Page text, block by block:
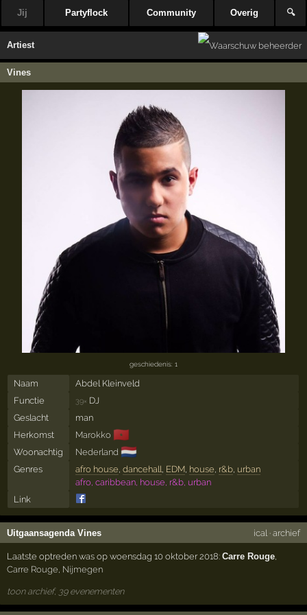
Jij Partyflock Community Overig 🔍
Artiest
Vines
geschiedenis: 1
Naam
Abdel Kleinveld
Functie
39× DJ
Geslacht
man
Herkomst
Marokko 🇲🇦
Woonachtig Nederland 🇳🇱
Genres afro house dancehall EDM, house r&b, urban
afro, caribbean, house, r&b, urban
Link
Uitgaansagenda Vines ical · archief
Laatste optreden was op woensdag 10 oktober 2018:Carre Rouge
Carre Rouge Nijmegen
toon archief, 39 evenementen